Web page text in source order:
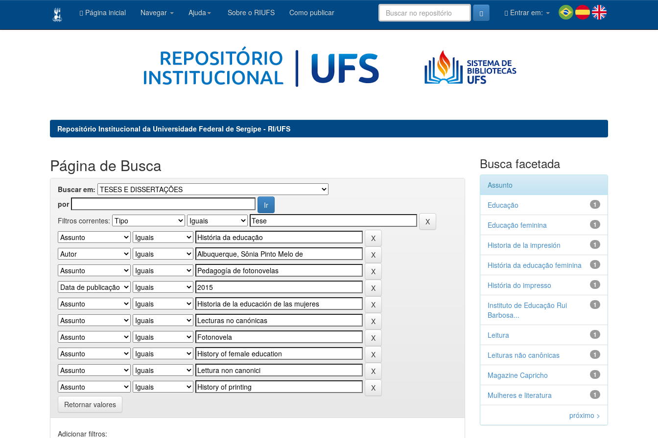
Página inicial Navegar Ajuda Sobre o RIUFS Como publicar Entrar em:
Repositório Institucional da Universidade Federal de Sergipe - RI/UFS
Página de Busca
Buscar em:
por
Filtros correntes:
Retornar valores
Adicionar filtros:
Busca facetada
Assunto
1
Educação
1
Educação feminina
1
Historia de la impresión
1
História da educação feminina
1
História do impresso
1
Instituto de Educação Rui
Barbosa...
1
Leitura
1
Leituras não canônicas
1
Magazine Capricho
1
Mulheres e literatura
próximo >